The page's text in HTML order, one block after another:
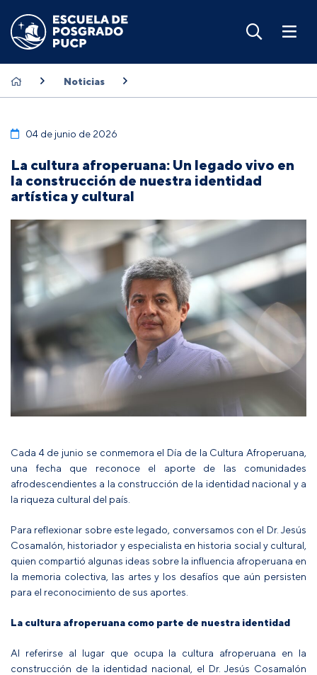
Noticias
04 de junio de 2026
La cultura afroperuana: Un legado vivo en
la construcción de nuestra identidad
artística y cultural
Cada 4 de junio se conmemora el Día de la Cultura Afroperuana,
una fecha que reconoce el aporte de las comunidades
afrodescendientes a la construcción de la identidad nacional y a
la riqueza cultural del país.
Para reflexionar sobre este legado, conversamos con el Dr. Jesús
Cosamalón, historiador y especialista en historia social y cultural,
quien compartió algunas ideas sobre la influencia afroperuana en
la memoria colectiva, las artes y los desafíos que aún persisten
para el reconocimiento de sus aportes.
La cultura afroperuana como parte de nuestra identidad
Al referirse al lugar que ocupa la cultura afroperuana en la
construcción de la identidad nacional, el Dr. Jesús Cosamalón